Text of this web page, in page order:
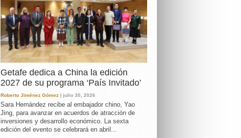
Getafe dedica a China la edición
2027 de su programa ‘País Invitado’
Roberto Jiménez Gómez | julio 30, 2026
Sara Hernández recibe al embajador chino, Yao
Jing, para avanzar en acuerdos de atracción de
inversiones y desarrollo económico. La sexta
edición del evento se celebrará en abril...